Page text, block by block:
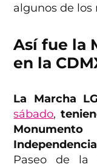
algunos de los
Así fue la
en la
La Marcha
sábado,
Independencia
Paseo de la